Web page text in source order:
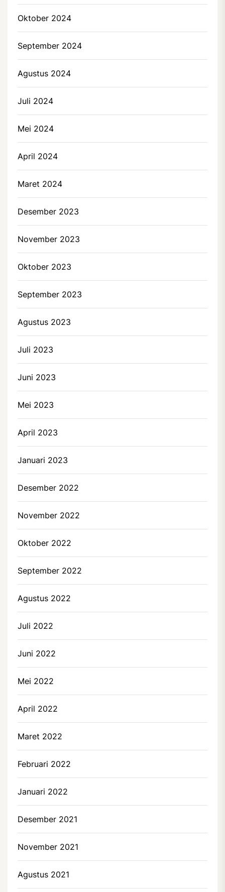
Oktober 2024
September 2024
Agustus 2024
Juli 2024
Mei 2024
April 2024
Maret 2024
Desember 2023
November 2023
Oktober 2023
September 2023
Agustus 2023
Juli 2023
Juni 2023
Mei 2023
April 2023
Januari 2023
Desember 2022
November 2022
Oktober 2022
September 2022
Agustus 2022
Juli 2022
Juni 2022
Mei 2022
April 2022
Maret 2022
Februari 2022
Januari 2022
Desember 2021
November 2021
Agustus 2021